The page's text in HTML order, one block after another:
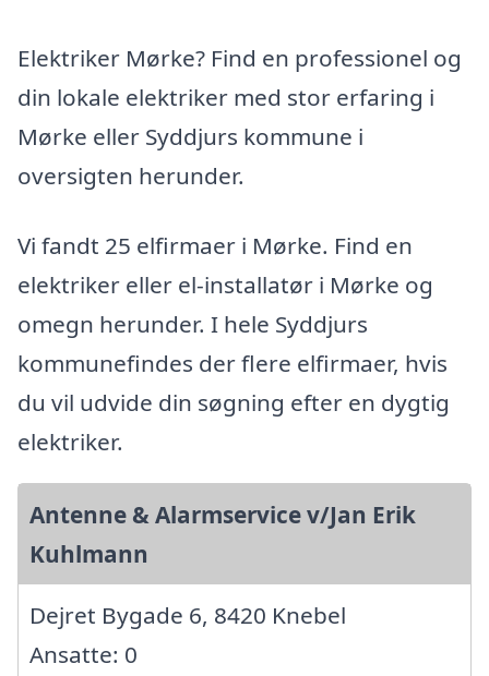
Elektriker Mørke? Find en professionel og
din lokale elektriker med stor erfaring i
Mørke eller Syddjurs kommune i
oversigten herunder.
Vi fandt 25 elfirmaer i Mørke. Find en
elektriker eller el-installatør i Mørke og
omegn herunder. I hele Syddjurs
kommunefindes der flere elfirmaer, hvis
du vil udvide din søgning efter en dygtig
elektriker.
Antenne & Alarmservice v/Jan Erik
Kuhlmann
Dejret Bygade 6, 8420 Knebel
Ansatte: 0